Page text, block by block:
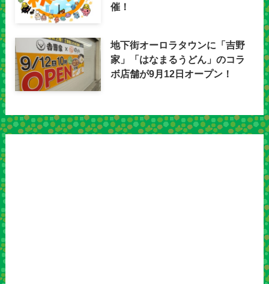
催！
地下街オーロラタウンに「吉野
家」「はなまるうどん」のコラ
ボ店舗が9月12日オープン！